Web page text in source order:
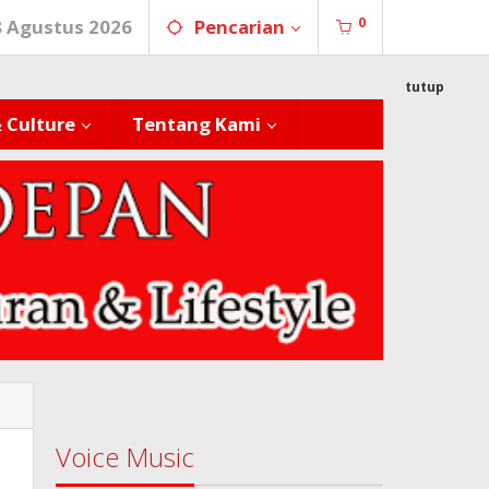
Agustus 2026 Pencarian 0
Culture Tentang Kami
tutup
Voice Music